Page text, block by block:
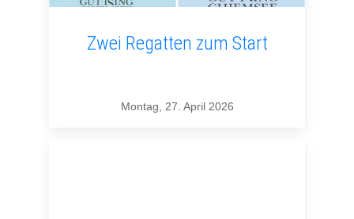
Zwei Regatten zum Start
Montag, 27. April 2026